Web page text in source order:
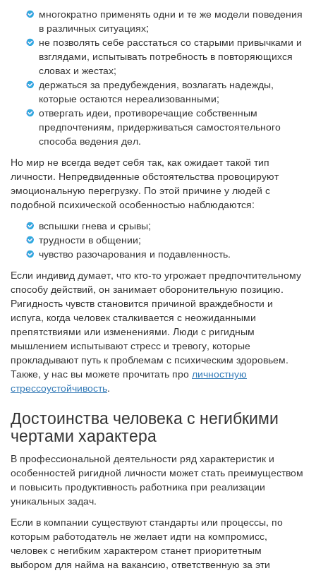
многократно применять одни и те же модели поведения
в различных ситуациях;
не позволять себе расстаться со старыми привычками и
взглядами, испытывать потребность в повторяющихся
словах и жестах;
держаться за предубеждения, возлагать надежды,
которые остаются нереализованными;
отвергать идеи, противоречащие собственным
предпочтениям, придерживаться самостоятельного
способа ведения дел.
Но мир не всегда ведет себя так, как ожидает такой тип
личности. Непредвиденные обстоятельства провоцируют
эмоциональную перегрузку. По этой причине у людей с
подобной психической особенностью наблюдаются:
вспышки гнева и срывы;
трудности в общении;
чувство разочарования и подавленность.
Если индивид думает, что кто-то угрожает предпочтительному
способу действий, он занимает оборонительную позицию.
Ригидность чувств становится причиной враждебности и
испуга, когда человек сталкивается с неожиданными
препятствиями или изменениями. Люди с ригидным
мышлением испытывают стресс и тревогу, которые
прокладывают путь к проблемам с психическим здоровьем.
Также, у нас вы можете прочитать про личностную
стрессоустойчивость.
Достоинства человека с негибкими
чертами характера
В профессиональной деятельности ряд характеристик и
особенностей ригидной личности может стать преимуществом
и повысить продуктивность работника при реализации
уникальных задач.
Если в компании существуют стандарты или процессы, по
которым работодатель не желает идти на компромисс,
человек с негибким характером станет приоритетным
выбором для найма на вакансию, ответственную за эти